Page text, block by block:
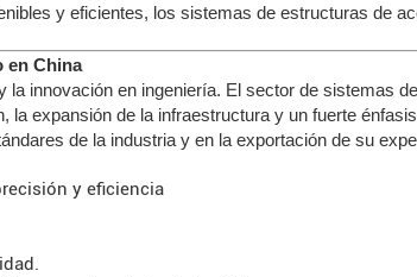
y eficientes, los sistemas de estructuras de
en China
innovación en ingeniería. El sector de sistemas
expansión de la infraestructura y un fuerte
de la industria y en la exportación de su
y eficiencia